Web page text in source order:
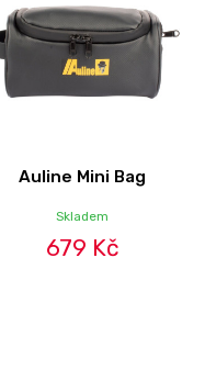
Auline Mini Bag
Skladem
679 Kč